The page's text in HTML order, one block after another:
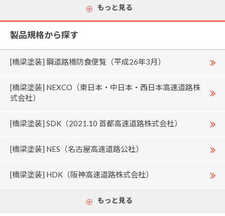
もっと見る
製品規格から探す
[橋梁塗装] 鋼道路橋防食便覧（平成26年3月）
[橋梁塗装] NEXCO（東日本・中日本・西日本高速道路株
式会社）
[橋梁塗装] SDK（2021.10 首都高速道路株式会社）
[橋梁塗装] NES（名古屋高速道路公社）
[橋梁塗装] HDK（阪神高速道路株式会社）
もっと見る